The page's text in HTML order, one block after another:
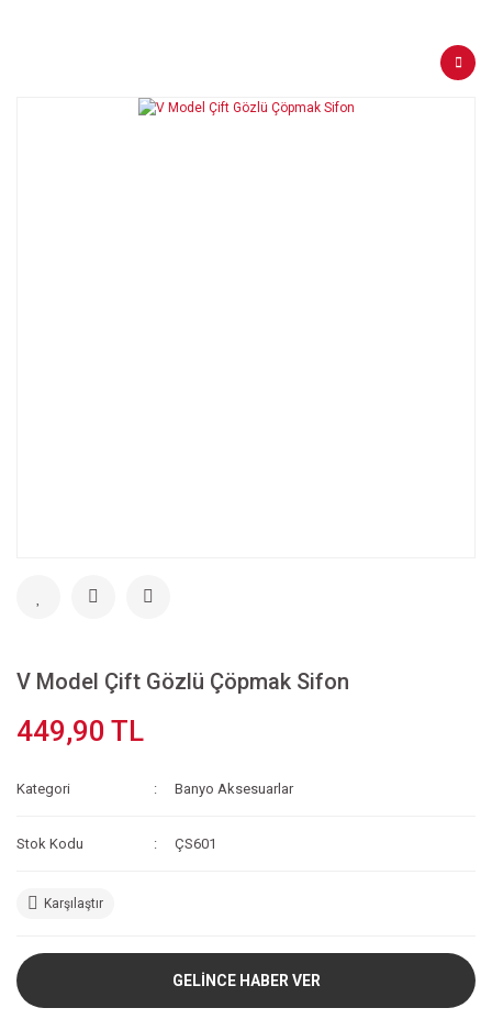
V Model Çift Gözlü Çöpmak Sifon
449,90 TL
Kategori Banyo Aksesuarlar
Stok Kodu ÇS601
Karşılaştır
GELİNCE HABER VER